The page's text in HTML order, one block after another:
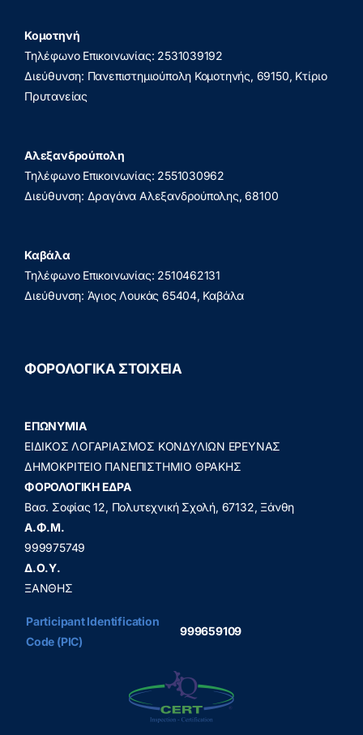
Κομοτηνή
Τηλέφωνο Επικοινωνίας: 2531039192
Διεύθυνση: Πανεπιστημιούπολη Κομοτηνής, 69150, Κτίριο
Πρυτανείας
Αλεξανδρούπολη
Τηλέφωνο Επικοινωνίας: 2551030962
Διεύθυνση: Δραγάνα Αλεξανδρούπολης, 68100
Καβάλα
Τηλέφωνο Επικοινωνίας: 2510462131
Διεύθυνση: Άγιος Λουκάς 65404, Καβάλα
ΦΟΡΟΛΟΓΙΚΑ ΣΤΟΙΧΕΙΑ
ΕΠΩΝΥΜΙΑ
ΕΙΔΙΚΟΣ ΛΟΓΑΡΙΑΣΜΟΣ ΚΟΝΔΥΛΙΩΝ ΕΡΕΥΝΑΣ
ΔΗΜΟΚΡΙΤΕΙΟ ΠΑΝΕΠΙΣΤΗΜΙΟ ΘΡΑΚΗΣ
ΦΟΡΟΛΟΓΙΚΗ ΕΔΡΑ
Βασ. Σοφίας 12, Πολυτεχνική Σχολή, 67132, Ξάνθη
A.Φ.Μ.
999975749
Δ.Ο.Υ.
ΞΑΝΘΗΣ
Participant Identification
Code (PIC)
999659109